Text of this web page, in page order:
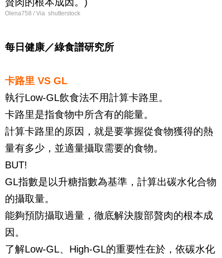
贅肉的根本成因。)
Olena758 / Via shutterstock
每日健康／綠食譜研究所
卡路里 VS GL
執行Low-GL飲食法不用計算卡路里。
卡路里是指食物中所含有的能量。
計算卡路里的原因，就是要掌握從食物獲得的熱
量有多少，並適量攝取需要的食物。
BUT!
GL指數是以升糖指數為基準，計算出碳水化合物
的攝取量。
能夠預防攝取過量，徹底解決腹部贅肉的根本成
因。
了解Low-GL、 High-GL的重要性在於，依碳水化